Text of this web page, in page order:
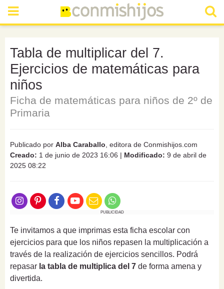
Tabla de multiplicar del 7.
Ejercicios de matemáticas para
niños
Ficha de matemáticas para niños de 2º de
Primaria
Publicado por Alba Caraballo , editora de Conmishijos.com
Creado: 1 de junio de 2023 16:06 | Modificado: 9 de abril de
2025 08:22
PUBLICIDAD
Te invitamos a que imprimas esta ficha escolar con
ejercicios para que los niños repasen la multiplicación a
través de la realización de ejercicios sencillos. Podrá
repasar la tabla de multiplica del 7 de forma amena y
divertida.